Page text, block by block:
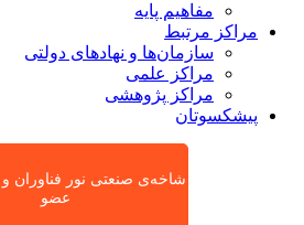
مفاهیم پایه
مراکز مرتبط
سازمان‌ها و نهادهای دولتی
مراکز علمی
مراکز پژوهشی
پیشکسوتان
شاخه‌ی صنعتی نور فناوران
عضو